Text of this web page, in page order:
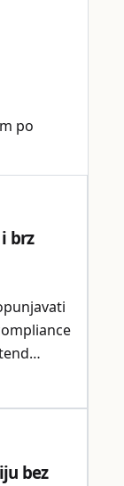
po
brz
bez